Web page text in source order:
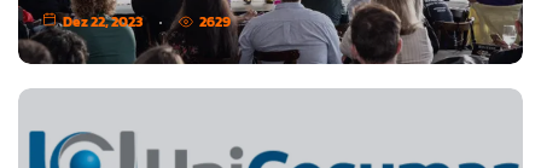
Dez 22, 2023 2629